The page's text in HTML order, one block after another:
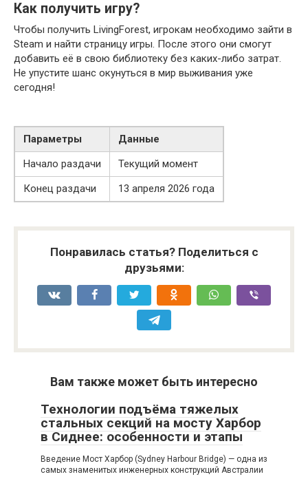
Как получить игру?
Чтобы получить LivingForest, игрокам необходимо зайти в
Steam и найти страницу игры. После этого они смогут
добавить её в свою библиотеку без каких-либо затрат.
Не упустите шанс окунуться в мир выживания уже
сегодня!
Параметры
Данные
Начало раздачи
Текущий момент
Конец раздачи
13 апреля 2026 года
Понравилась статья? Поделиться с
друзьями:
Вам также может быть интересно
Технологии подъёма тяжелых
стальных секций на мосту Харбор
в Сиднее: особенности и этапы
Введение Мост Харбор (Sydney Harbour Bridge) — одна из
самых знаменитых инженерных конструкций Австралии